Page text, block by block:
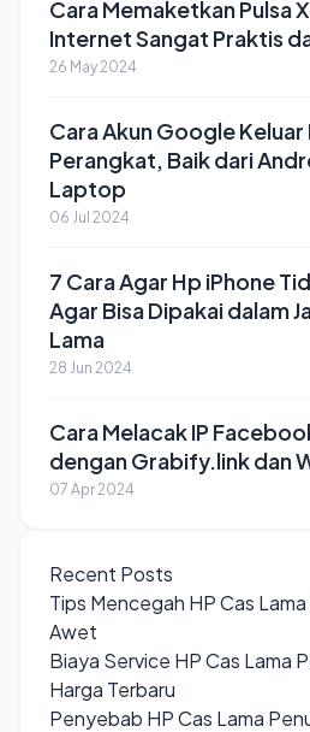
Cara Memaketkan Pulsa
Internet Sangat Praktis
26 May 2024
Cara Akun Google Keluar
Perangkat, Baik dari
Laptop
06 Jul 2024
7 Cara Agar Hp iPhone
Agar Bisa Dipakai dalam
Lama
28 Jun 2024
Cara Melacak IP
dengan Grabify.link dan
07 Apr 2024
Recent Posts
Tips Mencegah HP Cas
Awet
Biaya Service HP Cas Lama
Harga Terbaru
Penyebab HP Cas Lama